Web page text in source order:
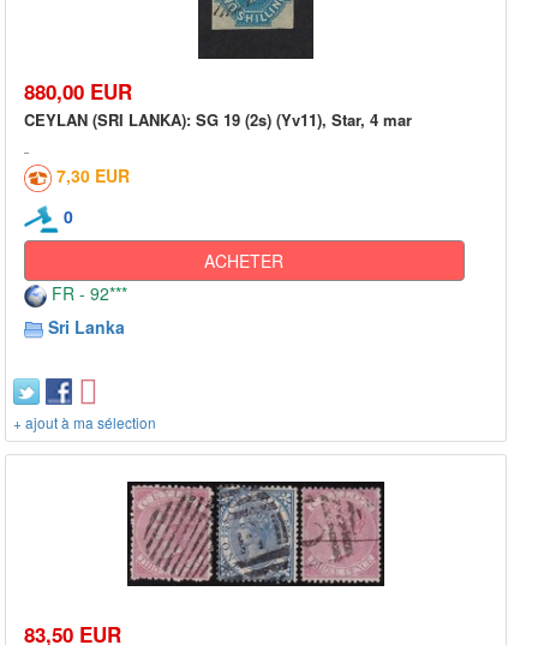
880,00 EUR
CEYLAN (SRI LANKA): SG 19 (2s) (Yv11), Star, 4 mar
7,30 EUR
0
ACHETER
FR - 92***
Sri Lanka
+ ajout à ma sélection
83,50 EUR